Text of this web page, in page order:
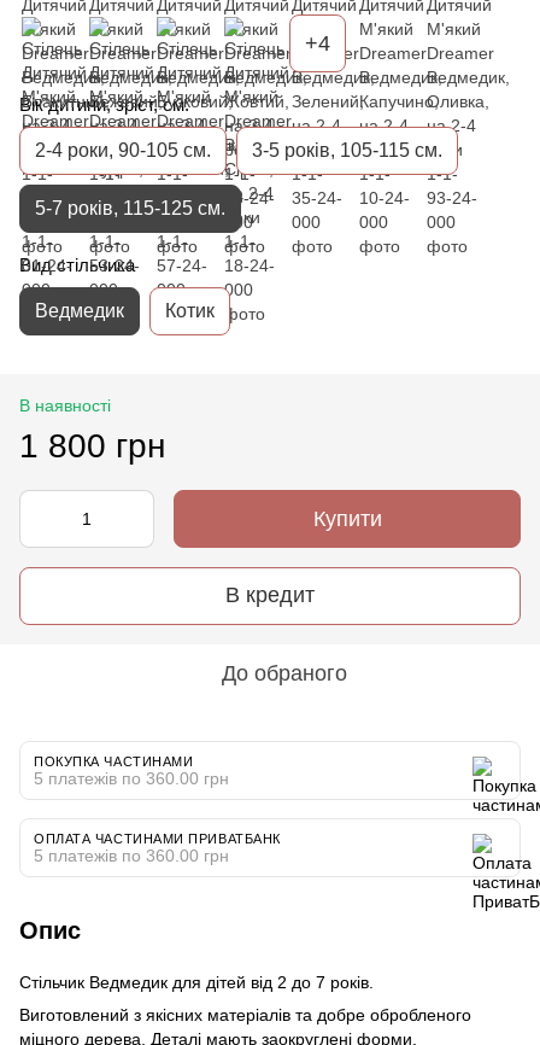
+4
Вік дитини, зріст, см.
2-4 роки, 90-105 см. 3-5 років, 105-115 см.
5-7 років, 115-125 см.
Вид стільчика
Ведмедик Котик
В наявності
1 800 грн
Купити
В кредит
До обраного
ПОКУПКА ЧАСТИНАМИ
5 платежів по 360.00 грн
ОПЛАТА ЧАСТИНАМИ ПРИВАТБАНК
5 платежів по 360.00 грн
Опис
Стільчик Ведмедик для дітей від 2 до 7 років.
Виготовлений з якісних матеріалів та добре обробленого
міцного дерева. Деталі мають заокруглені форми.